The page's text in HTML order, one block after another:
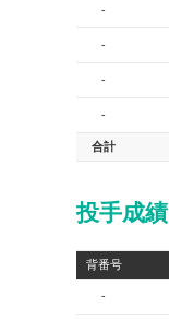
-
-
-
-
合計
投手成績
背番号
-